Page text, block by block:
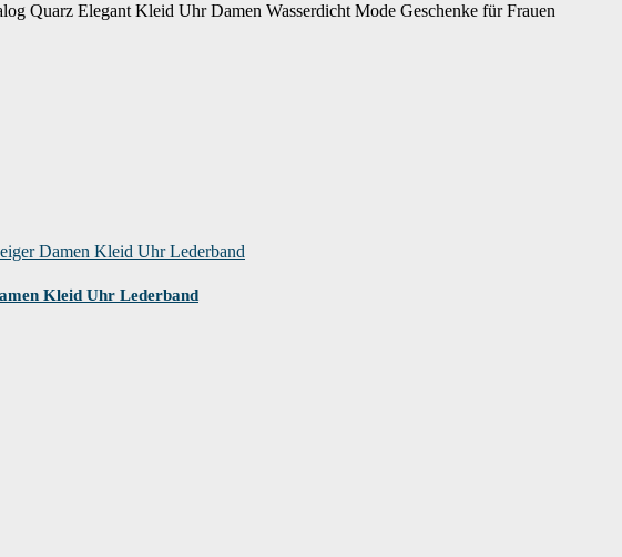
wird, findest du die Garantieinformationen auf der Webseite des Herstellers. Wenn dieses
Quarz Elegant Kleid Uhr Damen Wasserdicht Mode Geschenke für Frauen
Kleid Uhr Lederband